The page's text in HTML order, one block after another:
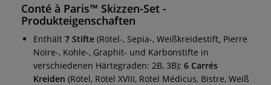
Conté à Paris™ Skizzen-Set -
Produkteigenschaften
Enthält 7 Stifte (Rötel-, Sepia-, Weißkreidestift Pierre
Noire-, Kohle-, Graphit- und Karbonstifte in
verschiedenen Härtegraden: 2B, 3B); 6 Carrés
Kreiden (Rötel, Rötel XVIII, Rötel Médicus, Bistre, Weiß